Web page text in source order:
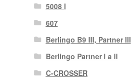
5008 I
607
Berlingo B9 III, Partner III
Berlingo Partner I a II
C-CROSSER